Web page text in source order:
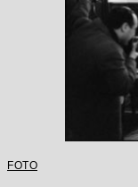
FOTO